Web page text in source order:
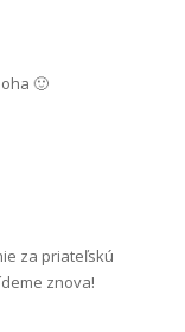
🙂
za priateľskú
znova!